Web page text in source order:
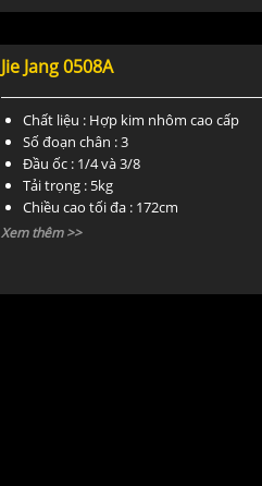
Góc báng cầm điều chỉnh được
Đi kèm túi đựng
Jie Jang 0508A
Chất liệu : Hợp kim nhôm cao cấp
Số đoạn chân : 3
Đầu ốc : 1/4 và 3/8
Tải trọng : 5kg
Chiều cao tối đa : 172cm
Chiều cao tối thiểu : 55cm
Xem thêm >>